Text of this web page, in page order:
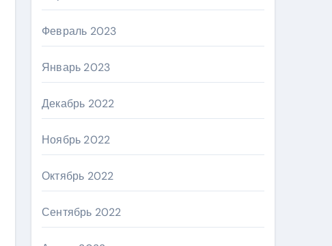
Февраль 2023
Январь 2023
Декабрь 2022
Ноябрь 2022
Октябрь 2022
Сентябрь 2022